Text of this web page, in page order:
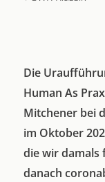
Die
Human As
Mitchener bei
im Oktober
die wir damals
danach